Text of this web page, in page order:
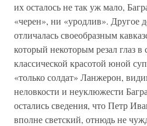
их осталось не так уж мало,
«черен», ни «уродлив». Другое
отличалась своеобразным
который некоторым резал глаз в
классической красо­той юной
«только солдат» Ланже­рон,
неловкости и неуклюжести
остались сведения, что Петр
вполне светский, отнюдь не